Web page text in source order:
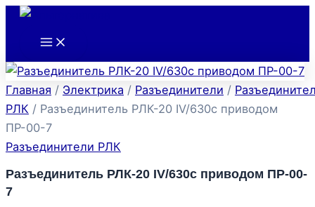
Перейти
содержимому
Main
Главная / Электрика / Разъединители /
РЛК / Разъединитель РЛК-20 IV/630с приводом
ПР-00-7
Разъединители РЛК
Разъединитель РЛК-20 IV/630с приводом ПР-00-
7